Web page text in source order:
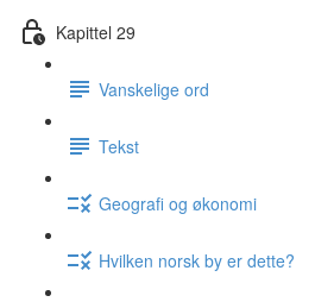
Kapittel 29
Vanskelige ord
Tekst
Geografi og økonomi
Hvilken norsk by er dette?